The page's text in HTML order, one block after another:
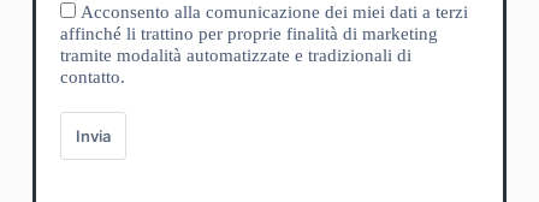
Acconsento alla comunicazione dei miei dati a terzi
affinché li trattino per proprie finalità di marketing
tramite modalità automatizzate e tradizionali di
contatto.
Invia